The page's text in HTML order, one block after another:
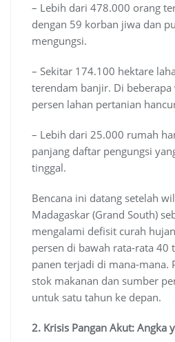
– Lebih dari 478.000 orang
dengan 59 korban jiwa dan
mengungsi.
– Sekitar 174.100 hektare
terendam banjir. Di
persen lahan pertanian
– Lebih dari 25.000 rumah
panjang daftar pengungsi
tinggal.
Bencana ini datang setelah
Madagaskar (Grand South)
mengalami defisit curah
persen di bawah rata-rata 40
panen terjadi di mana-mana.
stok makanan dan sumber
untuk satu tahun ke depan.
2. Krisis Pangan Akut: Angka